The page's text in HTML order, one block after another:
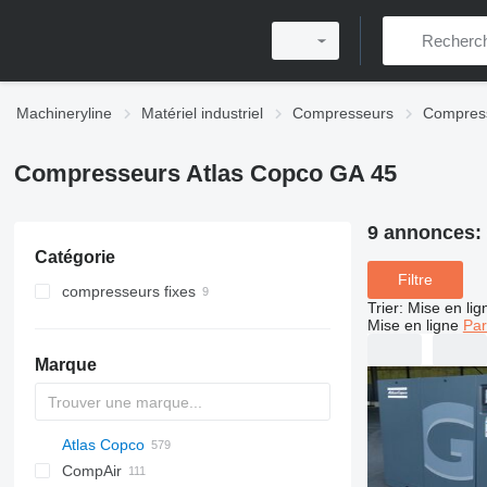
Machineryline Matériel industriel Compresseurs
Compresseurs Atlas Copco GA 45
Catégorie
compresseurs fixes
Marque
PDS
Atlas Copco
DrillAir
XAS
PDP
PA
C-series
CPS
CompAir
9 annonces:
Filtre
Trier: Mise en
Mise en ligne